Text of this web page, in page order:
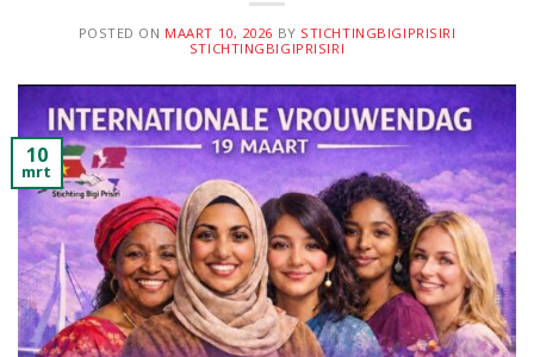
POSTED ON MAART 10, 2026 BY STICHTINGBIGIPRISIRI
STICHTINGBIGIPRISIRI
10
mrt